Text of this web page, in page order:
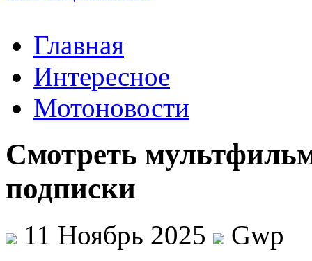
Главная
Интересное
Мотоновости
Смотреть
подписки
11 Ноябрь 2025
Gwp